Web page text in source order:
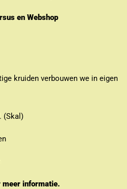
en Webshop
kruiden verbouwen we in eigen
(Skal)
meer informatie.